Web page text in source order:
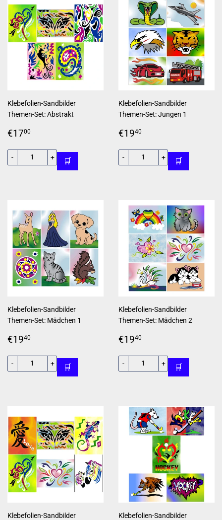
Klebefolien-Sandbilder
Themen-Set: Abstrakt
Normaler
€1700
+
- 🛒
Klebefolien-Sandbilder
Themen-Set: Jungen 1
Normaler
€1940
+
- 🛒
Klebefolien-Sandbilder
Themen-Set: Mädchen 1
Normaler
€1940
+
- 🛒
Klebefolien-Sandbilder
Themen-Set: Mädchen 2
Normaler
€1940
+
- 🛒
Klebefolien-Sandbilder
Klebefolien-Sandbilder